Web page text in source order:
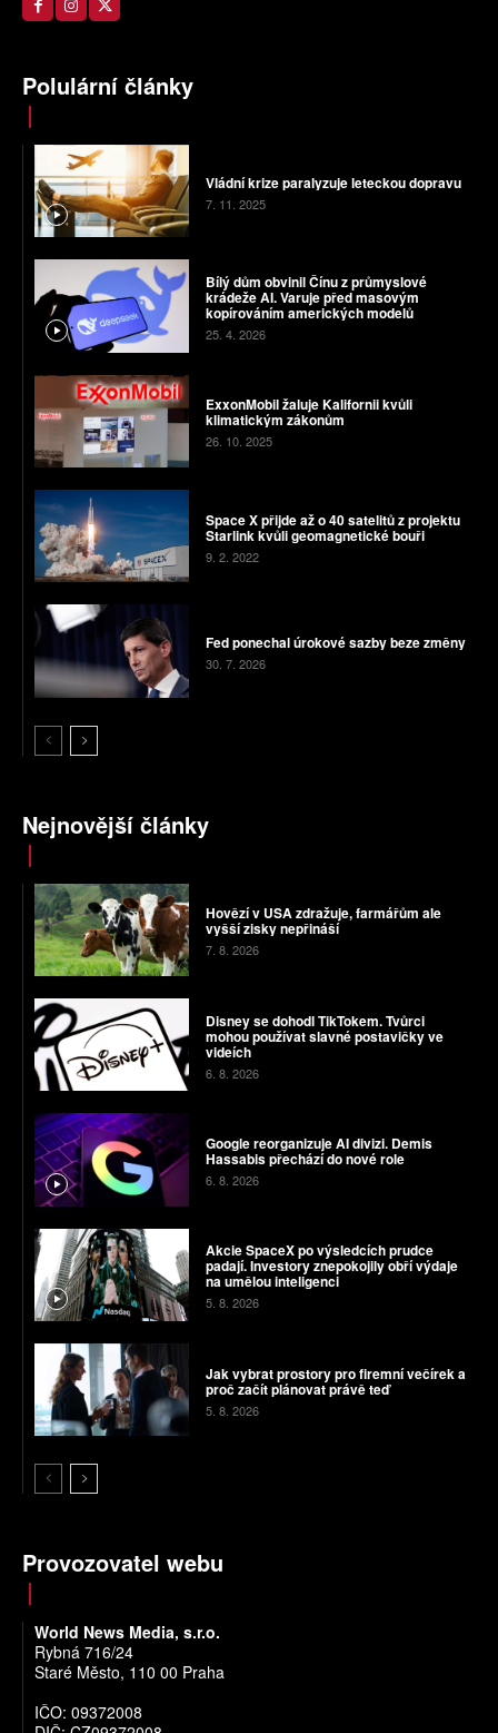
Polulární články
Vládní krize paralyzuje leteckou dopravu
7. 11. 2025
Bílý dům obvinil Čínu z průmyslové
krádeže AI. Varuje před masovým
kopírováním amerických modelů
25. 4. 2026
ExxonMobil žaluje Kalifornii kvůli
klimatickým zákonům
26. 10. 2025
Space X přijde až o 40 satelitů z projektu
Starlink kvůli geomagnetické bouři
9. 2. 2022
Fed ponechal úrokové sazby beze změny
30. 7. 2026
Nejnovější články
Hovězí v USA zdražuje, farmářům ale
vyšší zisky nepřináší
7. 8. 2026
Disney se dohodl TikTokem. Tvůrci
mohou používat slavné postavičky ve
videích
6. 8. 2026
Google reorganizuje AI divizi. Demis
Hassabis přechází do nové role
6. 8. 2026
Akcie SpaceX po výsledcích prudce
padají. Investory znepokojily obří výdaje
na umělou inteligenci
5. 8. 2026
Jak vybrat prostory pro firemní večírek a
proč začít plánovat právě teď
5. 8. 2026
Provozovatel webu
World News Media, s.r.o.
Rybná 716/24
Staré Město, 110 00 Praha
IČO: 09372008